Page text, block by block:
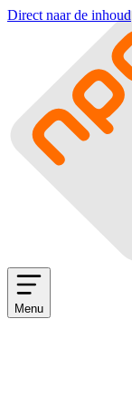
Direct naar de inhoud
Menu